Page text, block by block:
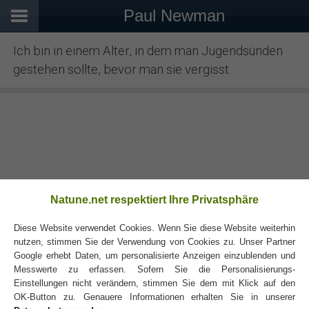
Paul Newman
Ich bin in einem Alter, in dem man Jugendsünden
gestehen sollte, bevor man sie vergisst.
Natune.net respektiert Ihre Privatsphäre
Diese Website verwendet Cookies. Wenn Sie diese Website weiterhin
nutzen, stimmen Sie der Verwendung von Cookies zu. Unser Partner
Google erhebt Daten, um personalisierte Anzeigen einzublenden und
Messwerte zu erfassen. Sofern Sie die Personalisierungs-
Einstellungen nicht verändern, stimmen Sie dem mit Klick auf den
OK-Button zu. Genauere Informationen erhalten Sie in unserer